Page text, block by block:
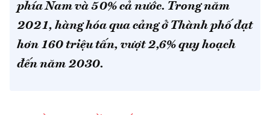
phía Nam và 50% cả nước. Trong năm
2021, hàng hóa qua cảng ở Thành phố đạt
hơn 160 triệu tấn, vượt 2,6% quy hoạch
đến năm 2030.